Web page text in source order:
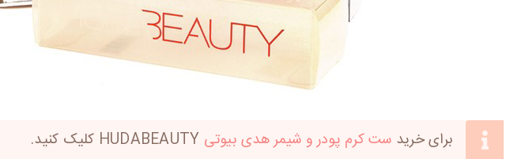
برای خرید ست کرم پودر و شیمر هدی بیوتی کلیک کنید.